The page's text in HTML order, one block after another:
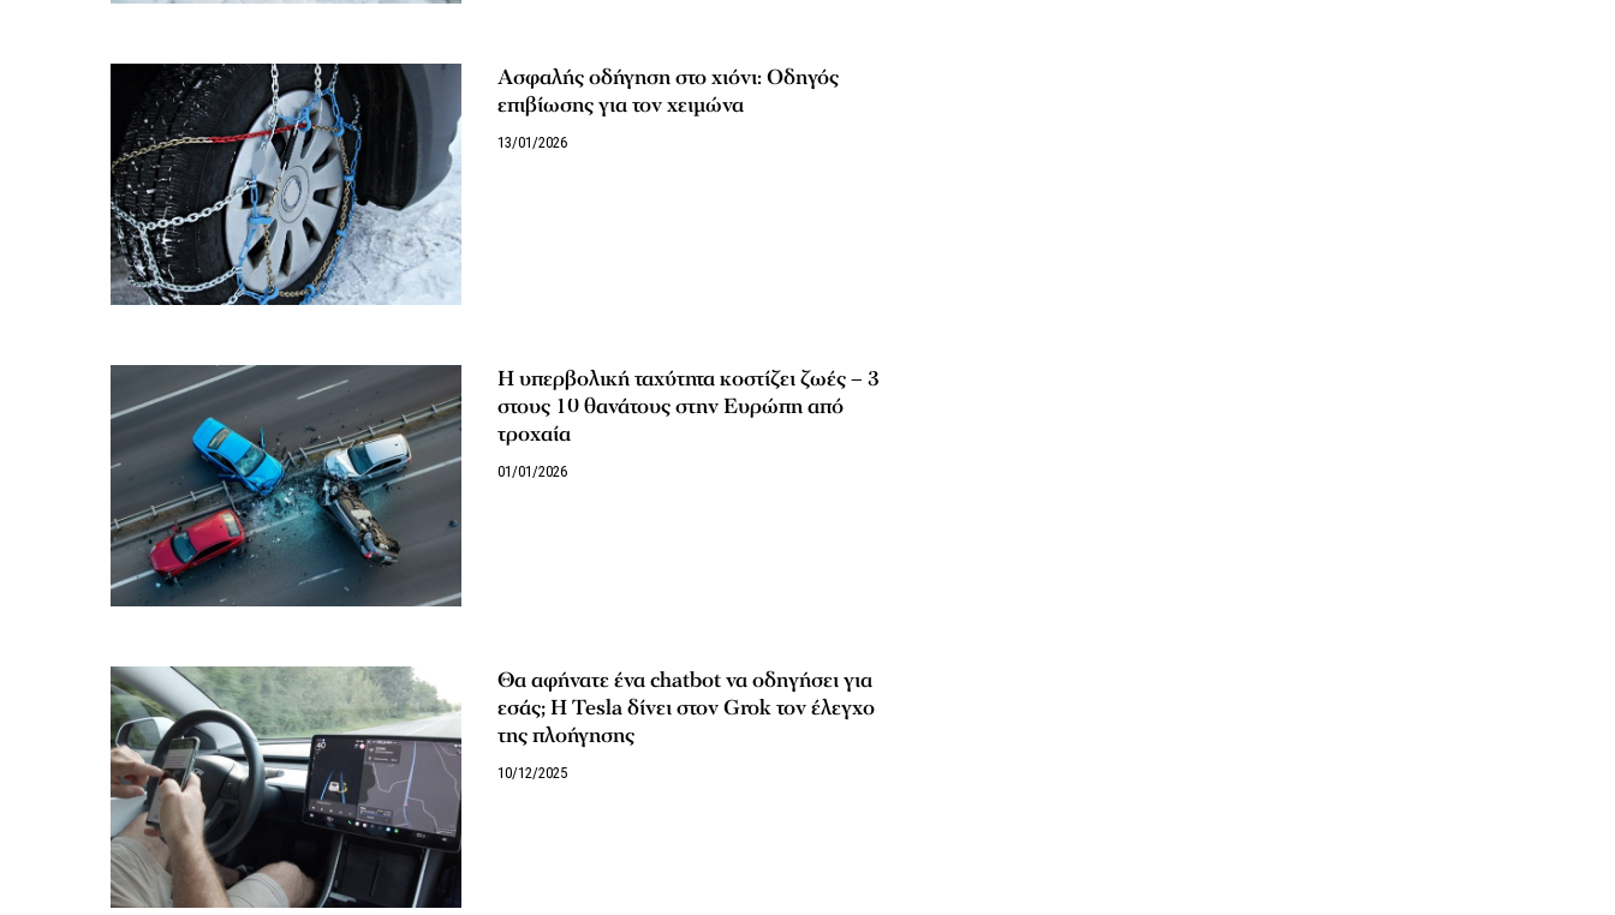
Ασφαλής οδήγηση στο χιόνι: Οδηγός
επιβίωσης για τον χειμώνα
13/01/2026
Η υπερβολική ταχύτητα κοστίζει ζωές – 3
στους 10 θανάτους στην Ευρώπη από
τροχαία
01/01/2026
Θα αφήνατε ένα chatbot να οδηγήσει για
εσάς; Η Tesla δίνει στον Grok τον έλεγχο
της πλοήγησης
10/12/2025